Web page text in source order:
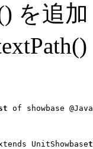
を追
of showbase @Java
UnitShowbase